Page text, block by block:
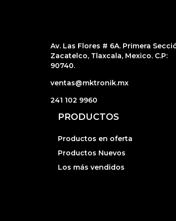
Av. Las Flores # 6A. Primera
Zacatelco, Tlaxcala, Mexico. C.P:
90740.
ventas@mktronik.mx
241 102 9960
PRODUCTOS
Productos en oferta
Productos Nuevos
Los más vendidos